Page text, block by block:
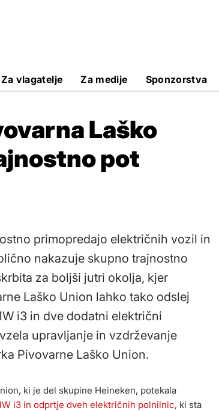
Za vlagatelje Za medije Sponzorstva
Laško
pot
primopredajo električnih vozil in
nakazuje skupno trajnostno
za boljši jutri okolja, kjer
Laško Union lahko tako odslej
i3 in dve dodatni električni
upravljanje in vzdrževanje
Pivovarne Laško Union.
ki je del skupine Heineken, potekala
i3 in odprtje dveh električnih polnilnic, ki sta